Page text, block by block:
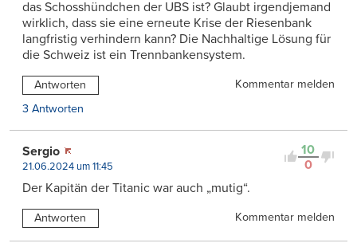
das Schosshündchen der UBS ist? Glaubt irgendjemand
wirklich, dass sie eine erneute Krise der Riesenbank
langfristig verhindern kann? Die Nachhaltige Lösung für
die Schweiz ist ein Trennbankensystem.
Antworten
Kommentar melden
3 Antworten
10
0
Sergio
21.06.2024 um 11:45
Der Kapitän der Titanic war auch „mutig“.
Antworten Kommentar melden